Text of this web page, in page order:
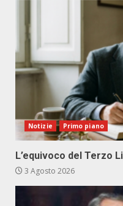
Notizie Primo piano
L’equivoco del Terzo
3 Agosto 2026